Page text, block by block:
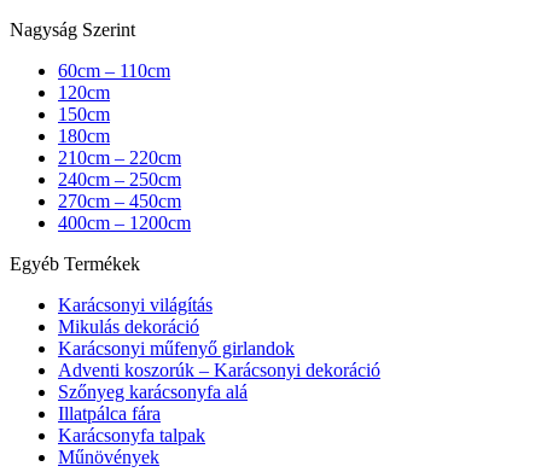
Nagyság Szerint
60cm – 110cm
120cm
150cm
180cm
210cm – 220cm
240cm – 250cm
270cm – 450cm
400cm – 1200cm
Egyéb Termékek
Karácsonyi világítás
Mikulás dekoráció
Karácsonyi műfenyő girlandok
Adventi koszorúk – Karácsonyi dekoráció
Szőnyeg karácsonyfa alá
Illatpálca fára
Karácsonyfa talpak
Műnövények